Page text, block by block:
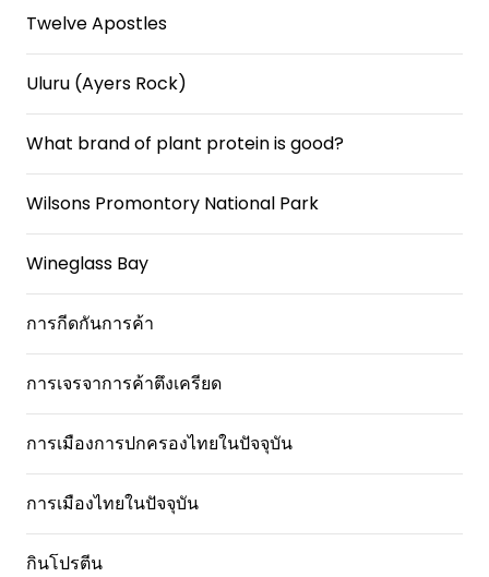
Twelve Apostles
Uluru (Ayers Rock)
What brand of plant protein is good?
Wilsons Promontory National Park
Wineglass Bay
การกีดกันการค้า
การเจรจาการค้าตึงเครียด
การเมืองการปกครองไทยในปัจจุบัน
การเมืองไทยในปัจจุบัน
กินโปรตีน